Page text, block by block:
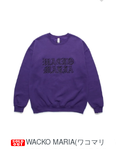
WACKO MARIA(ワコマリ